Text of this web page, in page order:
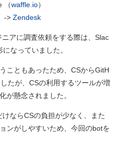
（waffle.io）
-> Zendesk
アに調査依頼をする際は、Slac
なっていました。
こともあったため、CSからGitH
たが、CSの利用するツールが増
が懸念されました。
ならCSの負担が少なく、また
ンがしやすいため、今回のbotを